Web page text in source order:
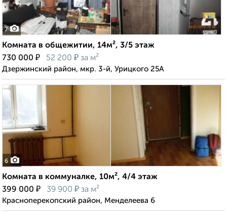
7
Комната в общежитии, 14м², 3/5 этаж
730 000 ₽ 52 200 ₽ за м²
Дзержинский район, мкр. 3-й, Урицкого 25А
6
Комната в коммуналке, 10м², 4/4 этаж
399 000 ₽ 39 900 ₽ за м²
Красноперекопский район, Менделеева 6